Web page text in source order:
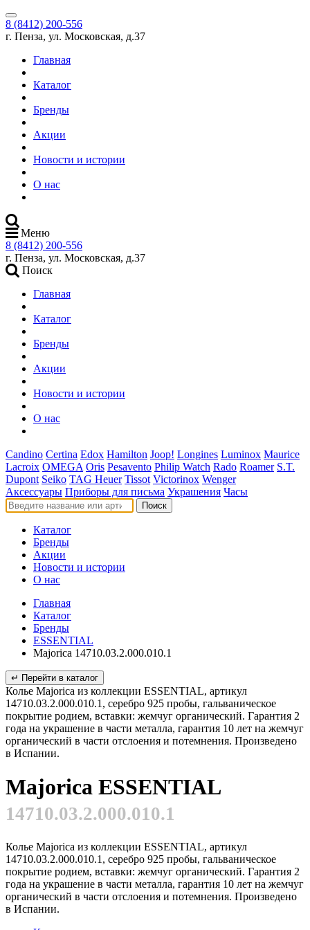
8 (8412) 200-556
г. Пенза, ул. Московская, д.37
Главная
Каталог
Бренды
Акции
Новости и истории
О нас
Меню
8 (8412) 200-556
г. Пенза, ул. Московская, д.37
Поиск
Главная
Каталог
Бренды
Акции
Новости и истории
О нас
Candino Certina Edox Hamilton Joop! Longines Luminox Maurice
Lacroix OMEGA Oris Pesavento Philip Watch Rado Roamer S.T.
Dupont Seiko TAG Heuer Tissot Victorinox Wenger
Аксессуары Приборы для письма Украшения Часы
Поиск
Каталог
Бренды
Акции
Новости и истории
О нас
Главная
Каталог
Бренды
ESSENTIAL
Majorica 14710.03.2.000.010.1
↵ Перейти в каталог
Колье Majorica из коллекции ESSENTIAL, артикул
14710.03.2.000.010.1, серебро 925 пробы, гальваническое
покрытие родием, вставки: жемчуг органический. Гарантия 2
года на украшение в части металла, гарантия 10 лет на жемчуг
органический в части отслоения и потемнения. Произведено
в Испании.
Majorica ESSENTIAL
14710.03.2.000.010.1
Колье Majorica из коллекции ESSENTIAL, артикул
14710.03.2.000.010.1, серебро 925 пробы, гальваническое
покрытие родием, вставки: жемчуг органический. Гарантия 2
года на украшение в части металла, гарантия 10 лет на жемчуг
органический в части отслоения и потемнения. Произведено
в Испании.